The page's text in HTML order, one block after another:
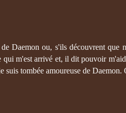
Daemon ou, s'ils découvrent que
m'est arrivé et, il dit pouvoir
tombée amoureuse de Daemon.